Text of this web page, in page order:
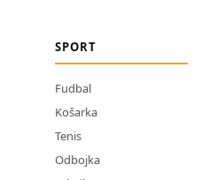
SPORT
Fudbal
Košarka
Tenis
Odbojka